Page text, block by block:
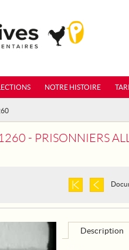
NOTRE HISTOIRE
- PRISONNIERS
Description